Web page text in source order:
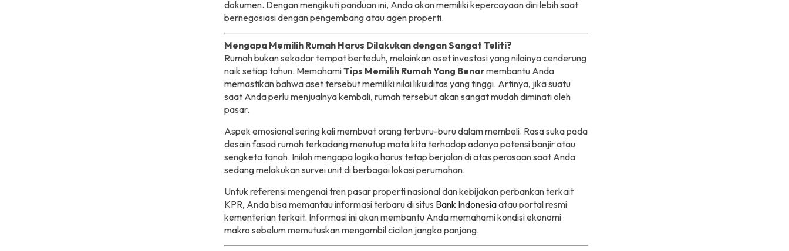
dokumen. Dengan mengikuti panduan ini, Anda akan memiliki kepercayaan diri lebih saat
bernegosiasi dengan pengembang atau agen properti.
Mengapa Memilih Rumah Harus Dilakukan dengan Sangat Teliti?
Rumah bukan sekadar tempat berteduh, melainkan aset investasi yang nilainya cenderung
naik setiap tahun. MemahamiTips Memilih Rumah Yang Benarmembantu Anda
memastikan bahwa aset tersebut memiliki nilai likuiditas yang tinggi. Artinya, jika suatu
saat Anda perlu menjualnya kembali, rumah tersebut akan sangat mudah diminati oleh
pasar.
Aspek emosional sering kali membuat orang terburu-buru dalam membeli. Rasa suka pada
desain fasad rumah terkadang menutup mata kita terhadap adanya potensi banjir atau
sengketa tanah. Inilah mengapa logika harus tetap berjalan di atas perasaan saat Anda
sedang melakukan survei unit di berbagai lokasi perumahan.
Untuk referensi mengenai tren pasar properti nasional dan kebijakan perbankan terkait
KPR, Anda bisa memantau informasi terbaru di situs Bank Indonesiaatau portal resmi
kementerian terkait. Informasi ini akan membantu Anda memahami kondisi ekonomi
makro sebelum memutuskan mengambil cicilan jangka panjang.